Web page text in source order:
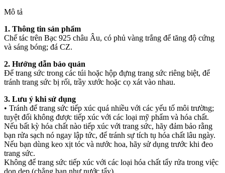
Mô tả
1. Thông tin sản phẩm
Chế tác trên Bạc 925 châu Âu, có phủ vàng trắng để tăng độ cứng
và sáng bóng; đá CZ.
2. Hướng dẫn bảo quản
Để trang sức trong các túi hoặc hộp đựng trang sức riêng biệt, để
tránh trang sức bị rối, trầy xước hoặc cọ xát vào nhau.
3. Lưu ý khi sử dụng
• Tránh để trang sức tiếp xúc quá nhiều với các yếu tố môi trường;
tuyệt đối không được tiếp xúc với các loại mỹ phẩm và hóa chất.
Nếu bất kỳ hóa chất nào tiếp xúc với trang sức, hãy đảm bảo rằng
bạn rửa sạch nó ngay lập tức, để tránh sự tích tụ hóa chất lâu ngày.
Nếu bạn dùng keo xịt tóc và nước hoa, hãy sử dụng trước khi đeo
trang sức.
Không để trang sức tiếp xúc với các loại hóa chất tẩy rửa trong việc